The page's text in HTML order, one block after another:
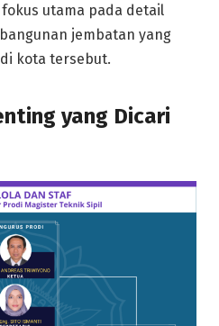
utama pada detail
jembatan yang
kota tersebut.
yang Dicari